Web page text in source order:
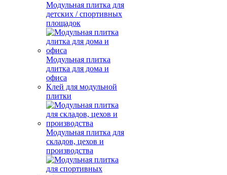
Модульная плитка для
детских / спортивных
площадок
Модульная плитка
длитка для дома и
офиса
Клей для модульной
плитки
Модульная плитка для
складов, цехов и
производства